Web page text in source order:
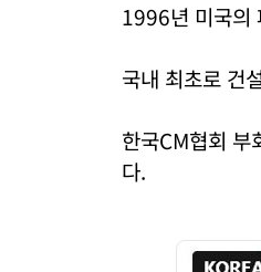
1996년 미국의
국내 최초로 건
한국CM협회 부
다.